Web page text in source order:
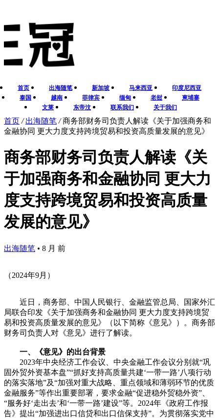
首页 出海随笔 新加坡 马来西亚
印度尼西亚
泰国
越南 菲律宾 缅甸 老挝
柬埔寨
文莱
东帝汶 联系我们 关于我们
首页 / 出海随笔 / 商务部财务司负责人解读《关于加强商务和
金融协同 更大力度支持跨境贸易和投资高质量发展的意见》
商务部财务司负责人解读《关
于加强商务和金融协同 更大力
度支持跨境贸易和投资高质量
发展的意见》
出海随笔 • 8 月 前
（2024年9月）
近日，商务部、中国人民银行、金融监管总局、国家外汇
局联合印发《关于加强商务和金融协同 更大力度支持跨境贸
易和投资高质量发展的意见》（以下简称《意见》）。商务部
财务司负责人对《意见》进行了解读。
一、《意见》的出台背景
2023年中央经济工作会议、中央金融工作会议分别就“巩
固外贸外资基本盘”“抓好支持高质量共建‘一带一路’八项行动
的落实落地”及“加强对重大战略、重点领域和薄弱环节的优质
金融服务”等作出重要部署，要求金融“促进稳外贸稳外资”、
“服务好‘走出去’和‘一带一路’建设”等。2024年《政府工作报
告》提出“加强进出口信贷和出口信保支持”。为贯彻落实党中